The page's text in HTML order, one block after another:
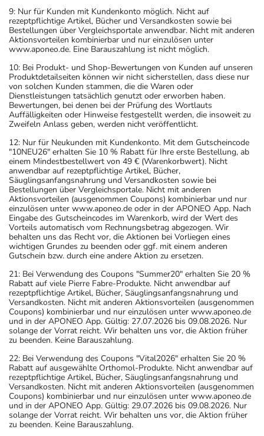
9: Nur für Kunden mit Kundenkonto möglich. Nicht auf
rezeptpflichtige Artikel, Bücher und Versandkosten sowie bei
Bestellungen über Vergleichsportale anwendbar. Nicht mit anderen
Aktionsvorteilen kombinierbar und nur einzulösen unter
www.aponeo.de. Eine Barauszahlung ist nicht möglich.
10: Bei Produkt- und Shop-Bewertungen von Kunden auf unseren
Produktdetailseiten können wir nicht sicherstellen, dass diese nur
von solchen Kunden stammen, die die Waren oder
Dienstleistungen tatsächlich genutzt oder erworben haben.
Bewertungen, bei denen bei der Prüfung des Wortlauts
Auffälligkeiten oder Hinweise festgestellt werden, die insoweit zu
Zweifeln Anlass geben, werden nicht veröffentlicht.
12: Nur für Neukunden mit Kundenkonto. Mit dem Gutscheincode
"10NEU26" erhalten Sie 10 % Rabatt für Ihre erste Bestellung, ab
einem Mindestbestellwert von 49 € (Warenkorbwert). Nicht
anwendbar auf rezeptpflichtige Artikel, Bücher,
Säuglingsanfangsnahrung und Versandkosten sowie bei
Bestellungen über Vergleichsportale. Nicht mit anderen
Aktionsvorteilen (ausgenommen Coupons) kombinierbar und nur
einzulösen unter www.aponeo.de oder in der APONEO App. Nach
Eingabe des Gutscheincodes im Warenkorb, wird der Wert des
Vorteils automatisch vom Rechnungsbetrag abgezogen. Wir
behalten uns das Recht vor, die Aktionen bei Vorliegen eines
wichtigen Grundes zu beenden oder ggf. mit einem anderen
Gutschein bzw. durch eine andere Aktion zu ersetzen.
21: Bei Verwendung des Coupons "Summer20" erhalten Sie 20 %
Rabatt auf viele Pierre Fabre-Produkte. Nicht anwendbar auf
rezeptpflichtige Artikel, Bücher, Säuglingsanfangsnahrung und
Versandkosten. Nicht mit anderen Aktionsvorteilen (ausgenommen
Coupons) kombinierbar und nur einzulösen unter www.aponeo.de
und in der APONEO App. Gültig: 27.07.2026 bis 09.08.2026. Nur
solange der Vorrat reicht. Wir behalten uns vor, die Aktion früher
zu beenden. Keine Barauszahlung.
22: Bei Verwendung des Coupons "Vital2026" erhalten Sie 20 %
Rabatt auf ausgewählte Orthomol-Produkte. Nicht anwendbar auf
rezeptpflichtige Artikel, Bücher, Säuglingsanfangsnahrung und
Versandkosten. Nicht mit anderen Aktionsvorteilen (ausgenommen
Coupons) kombinierbar und nur einzulösen unter www.aponeo.de
und in der APONEO App. Gültig: 29.07.2026 bis 09.08.2026. Nur
solange der Vorrat reicht. Wir behalten uns vor, die Aktion früher
zu beenden. Keine Barauszahlung.